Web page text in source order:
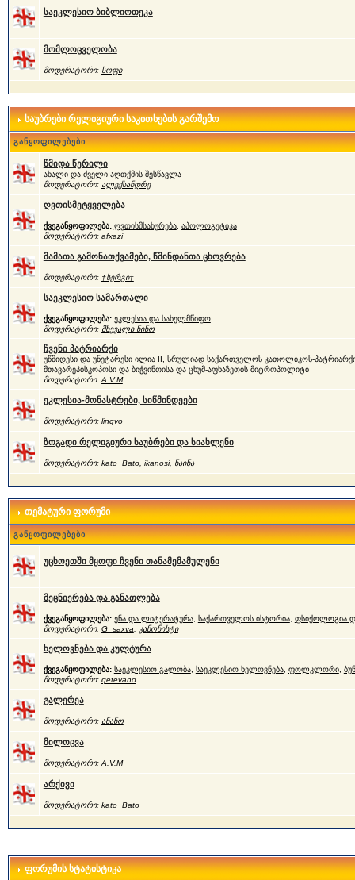
საეკლესიო ბიბლიოთეკა
მომლოცველობა
მოდერატორი: სოფი
საუბრები რელიგიური საკითხების გარშემო
განყოფილებები
წმიდა წერილი
ახალი და ძველი აღთქმის შესწავლა
მოდერატორი: ალექსანდრე
ღვთისმეტყველება
ქვეგანყოფილება: ღვთისმსახურება, აპოლოგეტიკა
მოდერატორი: afxazi
მამათა გამონათქვამები, წმინდანთა ცხოვრება
მოდერატორი: †სერგი†
საეკლესიო სამართალი
ქვეგანყოფილება: ეკლესია და სახელმწიფო
მოდერატორი: მხევალი ნინო
ჩვენი პატრიარქი
უწმიდესი და უნეტარესი ილია II, სრულიად საქართველოს კათოლიკოს-
მთავარეპისკოპოსი და ბიჭვინთისა და ცხუმ-აფხაზეთის მიტროპოლიტი
მოდერატორი: A.V.M
ეკლესია-მონასტრები, სიწმინდეები
მოდერატორი: lingvo
ზოგადი რელიგიური საუბრები და სიახლენი
მოდერატორი: kato_Bato, ikanosi, ნაინა
თემატური ფორუმი
განყოფილებები
უცხოეთში მყოფი ჩვენი თანამემამულენი
მეცნიერება და განათლება
ქვეგანყოფილება: ენა და ლიტერატურა, საქართველოს ისტორია, ფსიქოლოგია
მოდერატორი: G_saxva კანონისტი
ხელოვნება და კულტურა
ქვეგანყოფილება: საეკლესიო გალობა, საეკლესიო ხელოვნება, ფოლკლორი,
მოდერატორი: qetevano
გალერეა
მოდერატორი: ანანო
მილოცვა
მოდერატორი: A.V.M
არქივი
მოდერატორი: kato_Bato
ფორუმის სტატისტიკა